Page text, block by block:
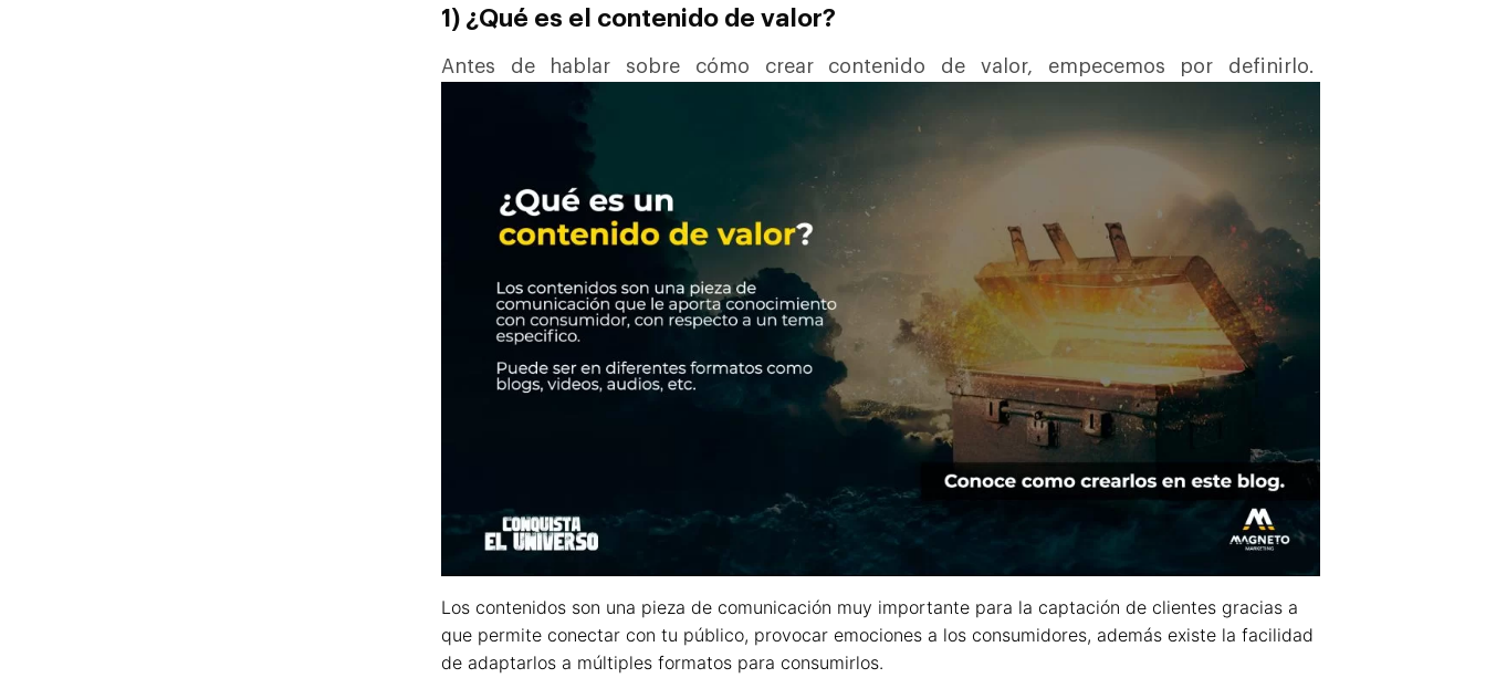
1) ¿Qué es el contenido de valor?
Antes de hablar sobre cómo crear contenido de valor, empecemos por definirlo.
Los contenidos son una pieza de comunicación muy importante para la captación de clientes gracias a
que permite conectar con tu público, provocar emociones a los consumidores, además existe la facilidad
de adaptarlos a múltiples formatos para consumirlos.